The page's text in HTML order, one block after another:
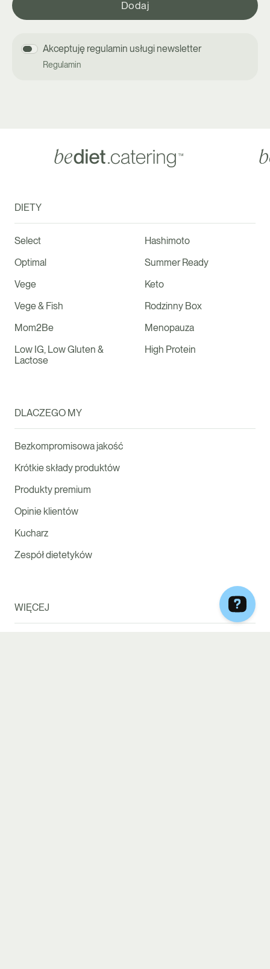
Akceptuję regulamin usługi newsletter
Regulamin
DIETY
Select
Optimal
Vege
Vege & Fish
Mom2Be
Low IG, Low Gluten &
Lactose
Hashimoto
Summer Ready
Keto
Rodzinny Box
Menopauza
High Protein
DLACZEGO MY
Bezkompromisowa jakość
Krótkie składy produktów
Produkty premium
Opinie klientów
Kucharz
Zespół dietetyków
WIĘCEJ